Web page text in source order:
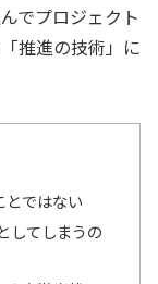
でプロジェクト
推進の技術」に
ではない
してしまうの